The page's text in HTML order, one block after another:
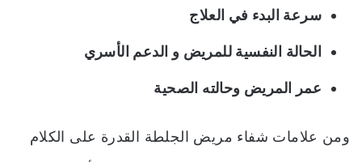
سرعة البدء في العلاج
الحالة النفسية للمريض و الدعم الأسري
عمر المريض وحالته الصحية
ومن علامات شفاء مريض الجلطة القدرة على الكلام